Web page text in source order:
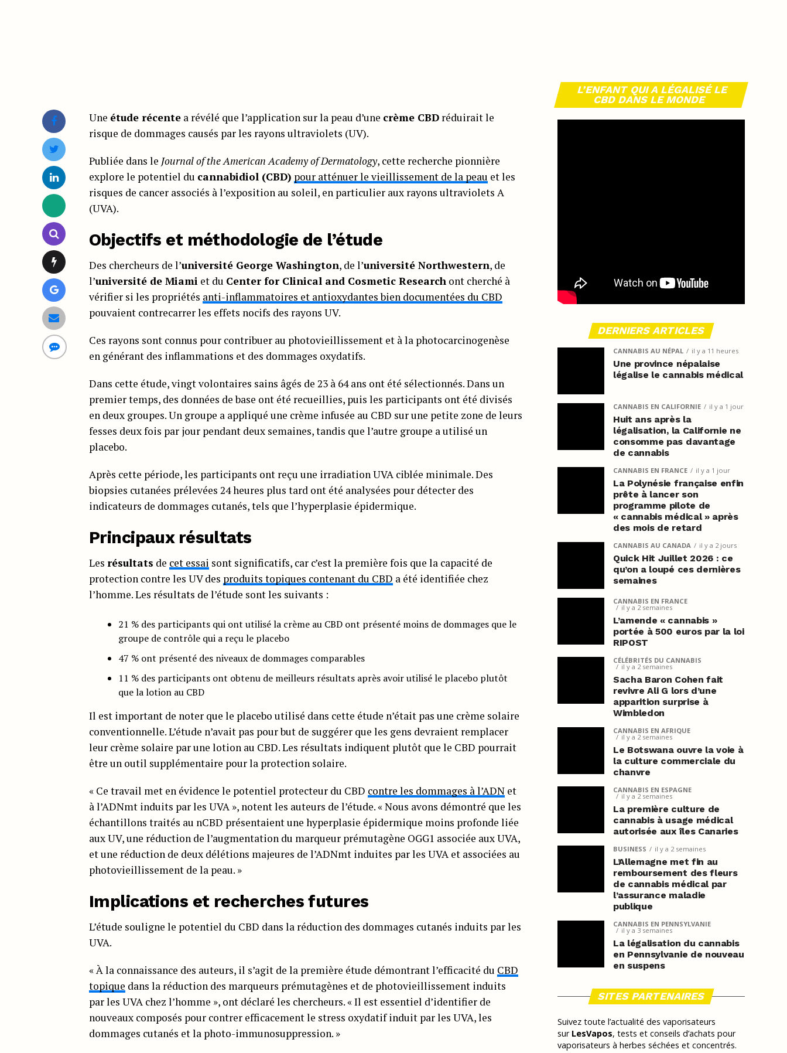
Une étude récente a révélé que l’application sur la peau d’une crème CBD réduirait le
risque de dommages causés par les rayons ultraviolets (UV).
Publiée dans le Journal of the American Academy of Dermatology, cette recherche pionnière
explore le potentiel du cannabidiol (CBD) pour atténuer le vieillissement de la peau et les
risques de cancer associés à l’exposition au soleil, en particulier aux rayons ultraviolets A
(UVA).
Objectifs et méthodologie de l’étude
Des chercheurs de l’université George Washington, de l’université Northwestern, de
l’université de Miami et du Center for Clinical and Cosmetic Research ont cherché à
vérifier si les propriétés anti-inflammatoires et antioxydantes bien documentées du CBD
pouvaient contrecarrer les effets nocifs des rayons UV.
Ces rayons sont connus pour contribuer au photovieillissement et à la photocarcinogenèse
en générant des inflammations et des dommages oxydatifs.
Dans cette étude, vingt volontaires sains âgés de 23 à 64 ans ont été sélectionnés. Dans un
premier temps, des données de base ont été recueillies, puis les participants ont été divisés
en deux groupes. Un groupe a appliqué une crème infusée au CBD sur une petite zone de leurs
fesses deux fois par jour pendant deux semaines, tandis que l’autre groupe a utilisé un
placebo.
Après cette période, les participants ont reçu une irradiation UVA ciblée minimale. Des
biopsies cutanées prélevées 24 heures plus tard ont été analysées pour détecter des
indicateurs de dommages cutanés, tels que l’hyperplasie épidermique.
Principaux résultats
Les résultats de cet essai sont significatifs, car c’est la première fois que la capacité de
protection contre les UV des produits topiques contenant du CBD a été identifiée chez
l’homme. Les résultats de l’étude sont les suivants :
21 % des participants qui ont utilisé la crème au CBD ont présenté moins de dommages que le
groupe de contrôle qui a reçu le placebo
47 % ont présenté des niveaux de dommages comparables
11 % des participants ont obtenu de meilleurs résultats après avoir utilisé le placebo plutôt
que la lotion au CBD
Il est important de noter que le placebo utilisé dans cette étude n’était pas une crème solaire
conventionnelle. L’étude n’avait pas pour but de suggérer que les gens devraient remplacer
leur crème solaire par une lotion au CBD. Les résultats indiquent plutôt que le CBD pourrait
être un outil supplémentaire pour la protection solaire.
« Ce travail met en évidence le potentiel protecteur du CBD contre les dommages à l’ADN et
à l’ADNmt induits par les UVA », notent les auteurs de l’étude. « Nous avons démontré que les
échantillons traités au nCBD présentaient une hyperplasie épidermique moins profonde liée
aux UV, une réduction de l’augmentation du marqueur prémutagène OGG1 associée aux UVA,
et une réduction de deux délétions majeures de l’ADNmt induites par les UVA et associées au
photovieillissement de la peau. »
Implications et recherches futures
L’étude souligne le potentiel du CBD dans la réduction des dommages cutanés induits par les
UVA.
« À la connaissance des auteurs, il s’agit de la première étude démontrant l’efficacité du CBD
topique dans la réduction des marqueurs prémutagènes et de photovieillissement induits
par les UVA chez l’homme », ont déclaré les chercheurs. « Il est essentiel d’identifier de
nouveaux composés pour contrer efficacement le stress oxydatif induit par les UVA, les
dommages cutanés et la photo-immunosuppression. »
L’ENFANT QUI A LÉGALISÉ LE
CBD DANS LE MONDE
DERNIERS ARTICLES
CANNABIS AU NÉPAL il y a 11 heures
Une province népalaise
légalise le cannabis médical
CANNABIS EN CALIFORNIE il y a 1 jour
Huit ans après la
légalisation, la Californie ne
consomme pas davantage
de cannabis
CANNABIS EN FRANCE il y a 1 jour
La Polynésie française enfin
prête à lancer son
programme pilote de
« cannabis médical » après
des mois de retard
CANNABIS AU CANADA il y a 2 jours
Quick Hit Juillet 2026 : ce
qu’on a loupé ces dernières
semaines
CANNABIS EN FRANCE
il y a 2 semaines
L’amende « cannabis »
portée à 500 euros par la loi
RIPOST
CÉLÉBRITÉS DU CANNABIS
il y a 2 semaines
Sacha Baron Cohen fait
revivre Ali G lors d’une
apparition surprise à
Wimbledon
CANNABIS EN AFRIQUE
il y a 2 semaines
Le Botswana ouvre la voie à
la culture commerciale du
chanvre
CANNABIS EN ESPAGNE
il y a 2 semaines
La première culture de
cannabis à usage médical
autorisée aux îles Canaries
BUSINESS il y a 2 semaines
L’Allemagne met fin au
remboursement des fleurs
de cannabis médical par
l’assurance maladie
publique
CANNABIS EN PENNSYLVANIE
il y a 3 semaines
La légalisation du cannabis
en Pennsylvanie de nouveau
en suspens
SITES PARTENAIRES
Suivez toute l’actualité des vaporisateurs
sur LesVapos, tests et conseils d’achats pour
vaporisateurs à herbes séchées et concentrés.